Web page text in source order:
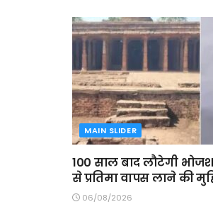
MAIN SLIDER
100 साल बाद लौटेगी
से प्रतिमा वापस लाने की
06/08/2026